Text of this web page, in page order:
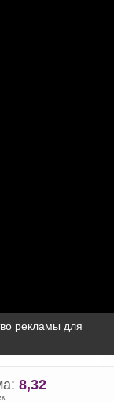
рекламы для
8,32